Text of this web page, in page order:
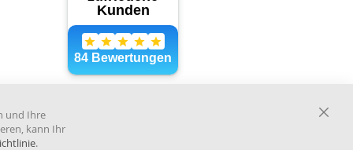
und Ihre
kann Ihr
.